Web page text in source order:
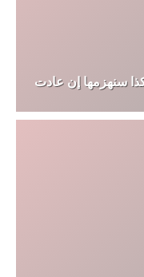
سنهزمها إن عادت